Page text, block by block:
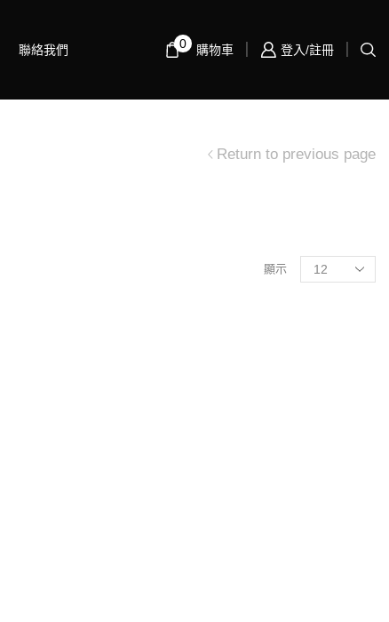
聯絡我們 0 購物車 登入/註冊
Return to previous page
顯示